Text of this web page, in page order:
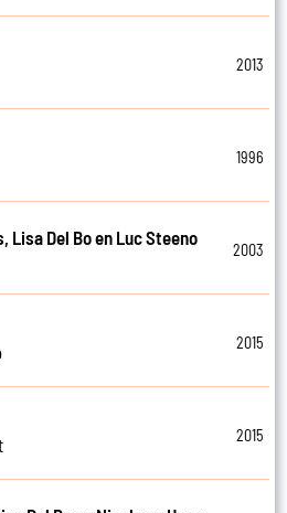
2013
1996
Lisa Del Bo en Luc Steeno
2003
2015
2015